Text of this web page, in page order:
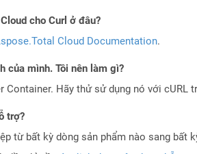
cho Curl ở đâu?
Cloud Documentation.
của mình. Tôi nên làm gì?
Hãy thử sử dụng nó với cURL
trợ?
từ bất kỳ dòng sản phẩm nào sang bất